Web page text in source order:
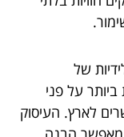
של
על פני
לארץ. העיסוק